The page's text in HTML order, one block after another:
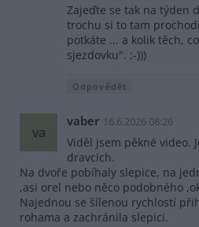
Zajeďte se tak na týden
trochu si to tam
potkáte ... a kolik těch,
sjezdovku". ;-)))
Odpovědět
va
vaber 16.6.2026 08:26
Viděl jsem pěkné video.
dravcích.
Na dvoře pobíhaly slepice, na
,asi orel nebo něco podobného
Najednou se šílenou rychlostí
rohama a zachránila slepici.